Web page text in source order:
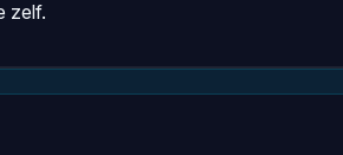
zelf.